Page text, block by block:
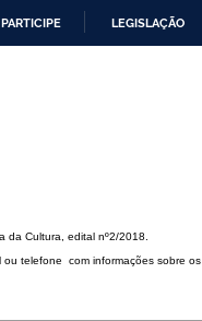
PARTICIPE LEGISLAÇÃO
da Cultura, edital nº2/2018.
ou telefone com informações sobre os